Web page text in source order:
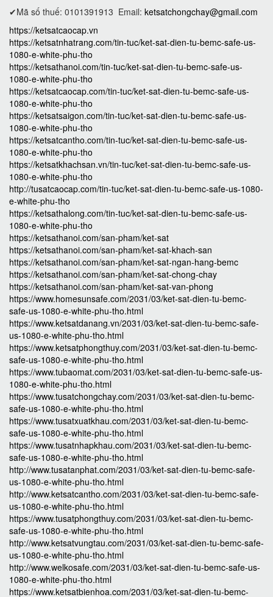
✔Mã số thuế: 0101391913 Email: ketsatchongchay@gmail.com
https://ketsatcaocap.vn
https://ketsatnhatrang.com/tin-tuc/ket-sat-dien-tu-bemc-safe-us-
1080-e-white-phu-tho
https://ketsathanoi.com/tin-tuc/ket-sat-dien-tu-bemc-safe-us-
1080-e-white-phu-tho
https://ketsatcaocap.com/tin-tuc/ket-sat-dien-tu-bemc-safe-us-
1080-e-white-phu-tho
https://ketsatsaigon.com/tin-tuc/ket-sat-dien-tu-bemc-safe-us-
1080-e-white-phu-tho
https://ketsatcantho.com/tin-tuc/ket-sat-dien-tu-bemc-safe-us-
1080-e-white-phu-tho
https://ketsatkhachsan.vn/tin-tuc/ket-sat-dien-tu-bemc-safe-us-
1080-e-white-phu-tho
http://tusatcaocap.com/tin-tuc/ket-sat-dien-tu-bemc-safe-us-1080-
e-white-phu-tho
https://ketsathalong.com/tin-tuc/ket-sat-dien-tu-bemc-safe-us-
1080-e-white-phu-tho
https://ketsathanoi.com/san-pham/ket-sat
https://ketsathanoi.com/san-pham/ket-sat-khach-san
https://ketsathanoi.com/san-pham/ket-sat-ngan-hang-bemc
https://ketsathanoi.com/san-pham/ket-sat-chong-chay
https://ketsathanoi.com/san-pham/ket-sat-van-phong
https://www.homesunsafe.com/2031/03/ket-sat-dien-tu-bemc-
safe-us-1080-e-white-phu-tho.html
https://www.ketsatdanang.vn/2031/03/ket-sat-dien-tu-bemc-safe-
us-1080-e-white-phu-tho.html
https://www.ketsatphongthuy.com/2031/03/ket-sat-dien-tu-bemc-
safe-us-1080-e-white-phu-tho.html
https://www.tubaomat.com/2031/03/ket-sat-dien-tu-bemc-safe-us-
1080-e-white-phu-tho.html
https://www.tusatchongchay.com/2031/03/ket-sat-dien-tu-bemc-
safe-us-1080-e-white-phu-tho.html
https://www.tusatxuatkhau.com/2031/03/ket-sat-dien-tu-bemc-
safe-us-1080-e-white-phu-tho.html
https://www.tusatnhapkhau.com/2031/03/ket-sat-dien-tu-bemc-
safe-us-1080-e-white-phu-tho.html
http://www.tusatanphat.com/2031/03/ket-sat-dien-tu-bemc-safe-
us-1080-e-white-phu-tho.html
http://www.ketsatcantho.com/2031/03/ket-sat-dien-tu-bemc-safe-
us-1080-e-white-phu-tho.html
https://www.tusatphongthuy.com/2031/03/ket-sat-dien-tu-bemc-
safe-us-1080-e-white-phu-tho.html
http://www.ketsatvungtau.com/2031/03/ket-sat-dien-tu-bemc-safe-
us-1080-e-white-phu-tho.html
http://www.welkosafe.com/2031/03/ket-sat-dien-tu-bemc-safe-us-
1080-e-white-phu-tho.html
https://www.ketsatbienhoa.com/2031/03/ket-sat-dien-tu-bemc-